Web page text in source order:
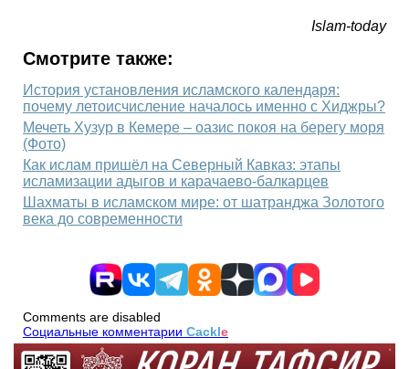
Islam-today
Смотрите также:
История установления исламского календаря:
почему летоисчисление началось именно с Хиджры?
Мечеть Хузур в Кемере – оазис покоя на берегу моря
(Фото)
Как ислам пришёл на Северный Кавказ: этапы
исламизации адыгов и карачаево‑балкарцев
Шахматы в исламском мире: от шатранджа Золотого
века до современности
Comments are disabled
Социальные комментарии Cackle